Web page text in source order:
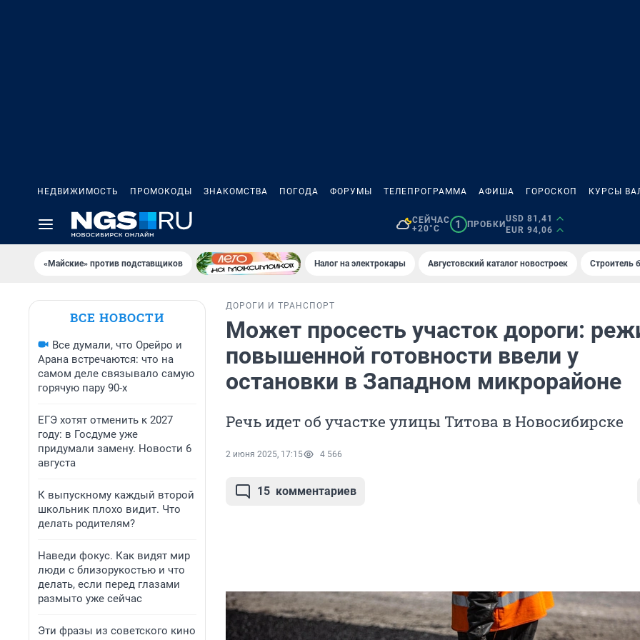
НЕДВИЖИМОСТЬ ПРОМОКОДЫ ЗНАКОМСТВА ПОГОДА ФОРУМЫ ТЕЛЕПРОГРАММА АФИША ГОРОСКОП КУРСЫ
СЕЙЧАС
+20°C
1 ПРОБКИ
USD 81,41
EUR 94,06
«Майские» против подставщиков Налог на электрокары Августовский каталог новостроек Строитель
ВСЕ НОВОСТИ
Все думали, что Орейро и
Арана встречаются: что на
самом деле связывало самую
горячую пару 90-х
ЕГЭ хотят отменить к 2027
году: в Госдуме уже
придумали замену. Новости 6
августа
К выпускному каждый второй
школьник плохо видит. Что
делать родителям?
Наведи фокус. Как видят мир
люди с близорукостью и что
делать, если перед глазами
размыто уже сейчас
Эти фразы из советского кино
ДОРОГИ И ТРАНСПОРТ
Может просесть участок дороги:
повышенной готовности ввели у
остановки в Западном микрорайоне
Речь идет об участке улицы Титова в Новосибирске
2 июня 2025, 17:15 4 566
15 комментариев